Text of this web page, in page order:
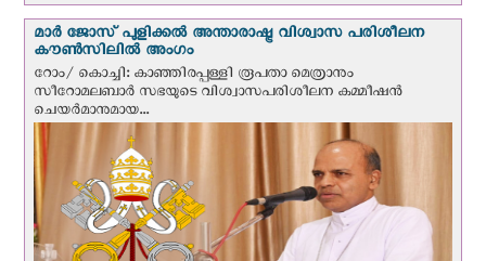
മാർ ജോസ് പുളിക്കൽ അന്താരാഷ്ട്ര വിശ്വാസ പരിശീലന
കൗൺസിലിൽ അംഗം
റോം/ കൊച്ചി: കാഞ്ഞിരപ്പള്ളി രൂപതാ മെത്രാനും
സീറോമലബാർ സഭയുടെ വിശ്വാസപരിശീലന കമ്മീഷൻ
ചെയർമാനുമായ...